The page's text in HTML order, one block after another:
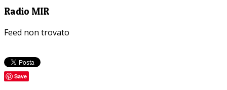
Radio MIR
Feed non trovato
Save